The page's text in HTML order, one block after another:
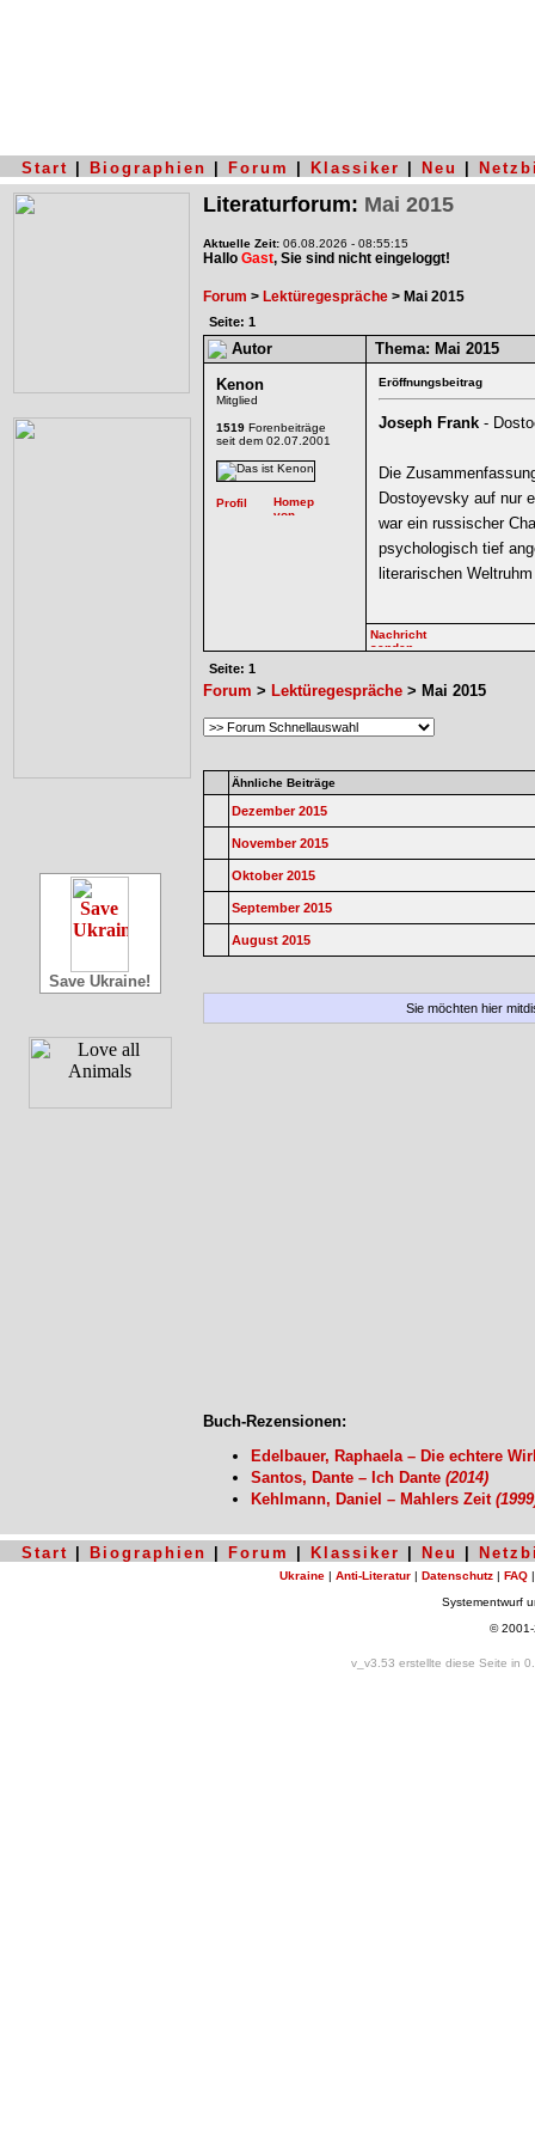
Start Biographien Forum Klassiker Neu
Save Ukraine!
Literaturforum: Mai 2015
Aktuelle Zeit: 06.08.2026 - 08:55:15
Hallo Gast, Sie sind nicht eingeloggt!
Forum > Lektüregespräche > Mai 2015
Seite: 1
Autor Thema: Mai 2015
Kenon
Mitglied
1519 Forenbeiträge
seit dem 02.07.2001
Eröffnungsbeitrag
Joseph Frank -
Die
Dostoyevsky auf nur
war ein russischer
psychologisch tief
literarischen
Seite: 1
Forum > Lektüregespräche > Mai 2015
Ähnliche Beiträge
Dezember 2015
November 2015
Oktober 2015
September 2015
August 2015
Sie möchten hier
Buch-Rezensionen:
Edelbauer, Raphaela – Die echtere
Santos, Dante – Ich Dante (2014)
Kehlmann, Daniel – Mahlers Zeit
Start Biographien Forum Klassiker Neu
Ukraine | Anti-Literatur | Datenschutz | FAQ
Systementwurf
©
v_v3.53 erstellte diese Seite in